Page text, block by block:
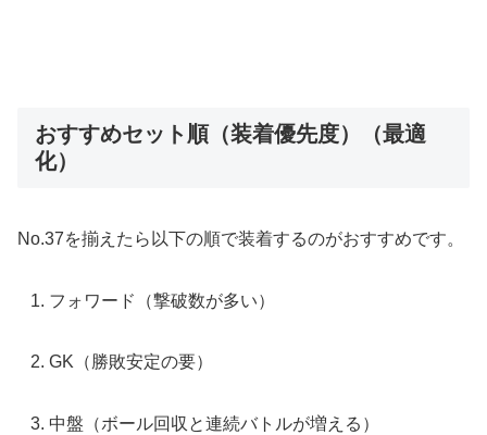
おすすめセット順（装着優先度）（最適
化）
No.37を揃えたら以下の順で装着するのがおすすめです。
フォワード（撃破数が多い）
GK（勝敗安定の要）
中盤（ボール回収と連続バトルが増える）